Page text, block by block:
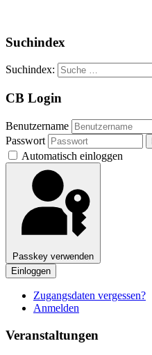
Suchindex
Suchindex:
CB Login
Benutzername
Passwort
Automatisch einloggen
Passkey verwenden
Einloggen
Zugangsdaten vergessen?
Anmelden
Veranstaltungen